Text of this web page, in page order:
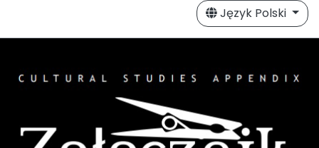
Język Polski